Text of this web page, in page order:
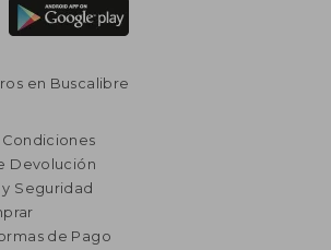
en Buscalibre
Condiciones
Devolución
Seguridad
de Pago